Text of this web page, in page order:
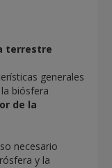
terrestre
generales
biósfera
de la
necesario
y la